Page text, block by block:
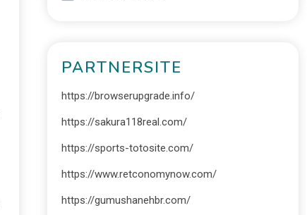
PARTNERSITE
https://browserupgrade.info/
https://sakura118real.com/
https://sports-totosite.com/
https://www.retconomynow.com/
https://gumushanehbr.com/